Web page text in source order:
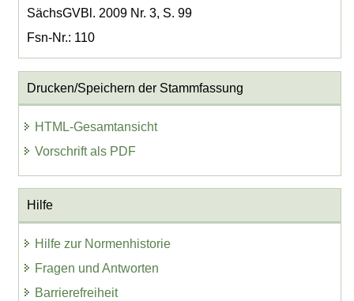
SächsGVBl. 2009 Nr. 3, S. 99
Fsn-Nr.: 110
Drucken/Speichern der Stammfassung
HTML-Gesamtansicht
Vorschrift als PDF
Hilfe
Hilfe zur Normenhistorie
Fragen und Antworten
Barrierefreiheit